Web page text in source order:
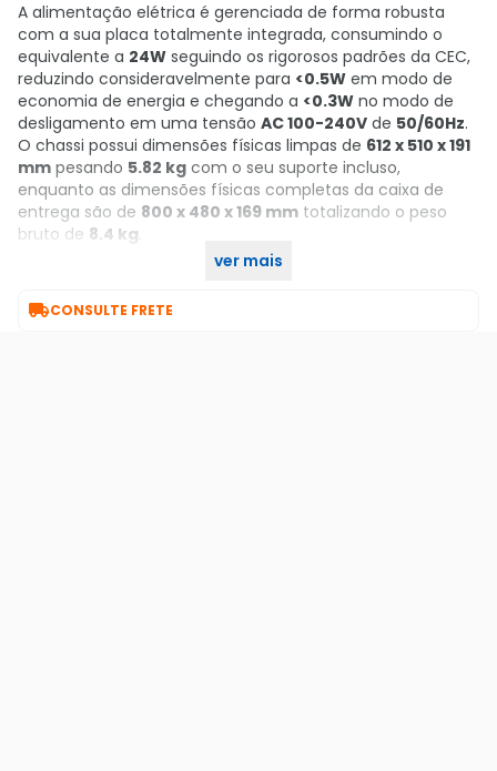
A alimentação elétrica é gerenciada de forma robusta
com a sua placa totalmente integrada, consumindo o
equivalente a 24W seguindo os rigorosos padrões da CEC,
reduzindo consideravelmente para <0.5W em modo de
economia de energia e chegando a <0.3W no modo de
desligamento em uma tensão AC 100-240V de 50/60Hz.
O chassi possui dimensões físicas limpas de 612 x 510 x 191
mm pesando 5.82 kg com o seu suporte incluso,
enquanto as dimensões físicas completas da caixa de
entrega são de 800 x 480 x 169 mm totalizando o peso
bruto de 8.4 kg
ver mais
CONSULTE FRETE